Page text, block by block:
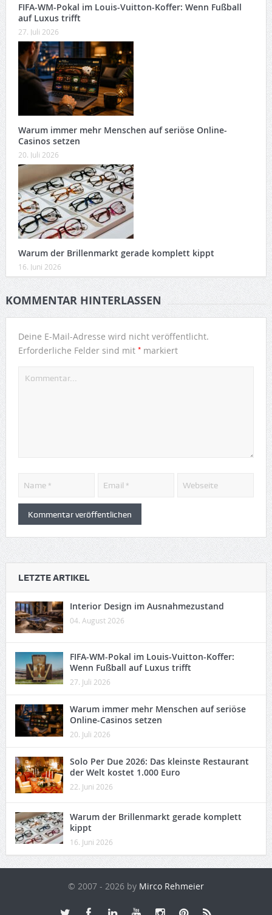
FIFA-WM-Pokal im Louis-Vuitton-Koffer: Wenn Fußball
auf Luxus trifft
27. Juli 2026
Warum immer mehr Menschen auf seriöse Online-
Casinos setzen
20. Juli 2026
Warum der Brillenmarkt gerade komplett kippt
16. Juni 2026
KOMMENTAR HINTERLASSEN
Deine E-Mail-Adresse wird nicht veröffentlicht.
Erforderliche Felder sind mit *markiert
LETZTE ARTIKEL
Interior Design im Ausnahmezustand
04. August 2026
FIFA-WM-Pokal im Louis-Vuitton-Koffer:
Wenn Fußball auf Luxus trifft
27. Juli 2026
Warum immer mehr Menschen auf seriöse
Online-Casinos setzen
20. Juli 2026
Solo Per Due 2026: Das kleinste Restaurant
der Welt kostet 1.000 Euro
22. Juni 2026
Warum der Brillenmarkt gerade komplett
kippt
16. Juni 2026
© 2007 - 2026 by Mirco Rehmeier